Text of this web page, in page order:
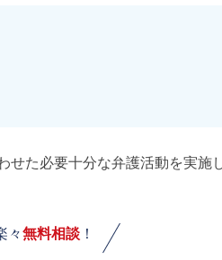
た必要十分な弁護活動を実施
々無料相談 ！